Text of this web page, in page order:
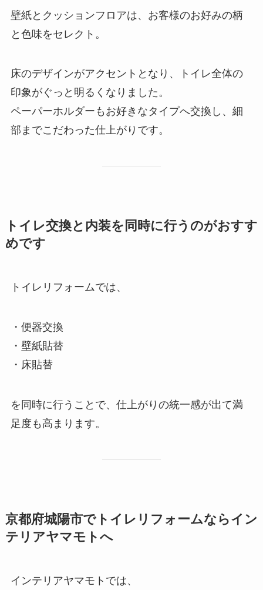
壁紙とクッションフロアは、お客様のお好みの柄
と色味をセレクト。
床のデザインがアクセントとなり、トイレ全体の
印象がぐっと明るくなりました。
ペーパーホルダーもお好きなタイプへ交換し、細
部までこだわった仕上がりです。
トイレ交換と内装を同時に行うのがおすす
めです
トイレリフォームでは、
・便器交換
・壁紙貼替
・床貼替
を同時に行うことで、仕上がりの統一感が出て満
足度も高まります。
京都府城陽市でトイレリフォームならイン
テリアヤマモトへ
インテリアヤマモトでは、